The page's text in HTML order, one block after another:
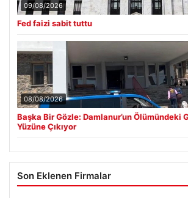
09/08/2026
Fed faizi sabit tuttu
08/08/2026
Başka Bir Gözle: Damlanur’un Ölümündeki
Yüzüne Çıkıyor
Son Eklenen Firmalar